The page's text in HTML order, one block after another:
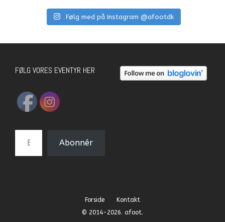
Følg med på Instagram @afootdk
FØLG VORES EVENTYR HER
E-mail-adresse
Abonnér
Forside
Kontakt
© 2014-2026. afoot.